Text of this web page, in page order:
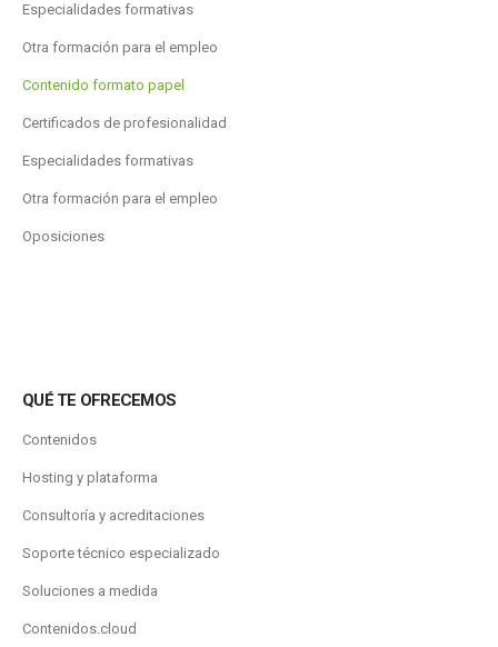
Especialidades formativas
Otra formación para el empleo
Contenido formato papel
Certificados de profesionalidad
Especialidades formativas
Otra formación para el empleo
Oposiciones
QUÉ TE OFRECEMOS
Contenidos
Hosting y plataforma
Consultoría y acreditaciones
Soporte técnico especializado
Soluciones a medida
Contenidos.cloud